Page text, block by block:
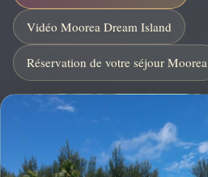
Vidéo Moorea Dream Island
Réservation de votre séjour Moorea